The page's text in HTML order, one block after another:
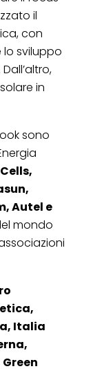
il
con
sviluppo
in
sono
Autel e
mondo
Italia
Green